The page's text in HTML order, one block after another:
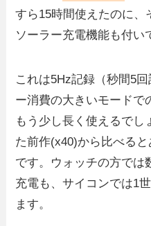
すら15時間使えたのに、
ソーラー充電機能も付い
これは5Hz記録（秒間5
ー消費の大きいモードで
もう少し長く使えるでし
た前作(x40)から比べる
です。ウォッチの方では
充電も、サイコンでは1
ます。